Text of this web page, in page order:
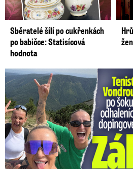
Sběratelé šílí po cukřenkách
po babičce: Statisícová
hodnota
Vondroušová po šokujících